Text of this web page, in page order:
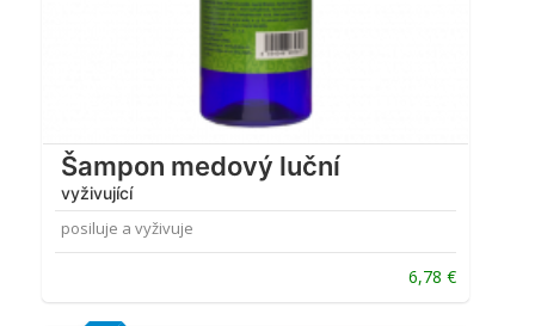
Šampon medový luční
vyživující
posiluje a vyživuje
6,78 €